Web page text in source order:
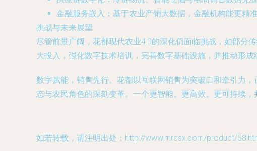
金融服务嵌入 ：基于农业产销大数据，金融机构能更精
挑战与未来展望
尽管前景广阔，花都现代农业4.0的深化仍面临挑战，如部分
大投入，强化数字技术培训，完善数字基础设施，并推动形成
数字赋能，销售先行。花都以互联网销售为突破口和牵引力
态与农民角色的深刻变革。一个更智能、更高效、更可持续
如若转载，请注明出处：http://www.mrcsx.com/product/